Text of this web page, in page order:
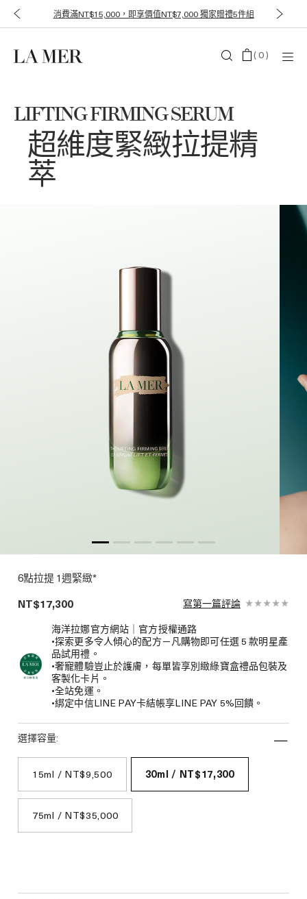
消費滿NT$15,000，即享價值NT$7,000 獨家贈禮5件組
(0)
LIFTING FIRMING SERUM
超維度緊緻拉提精
萃
6點拉提 1週緊緻*
NT$17,300
寫第一篇評論
海洋拉娜官方網站｜官方授權通路
•探索更多令人傾心的配方－凡購物即可任選 5 款明星產
品試用禮。
•奢寵體驗豈止於護膚，每單皆享別緻綠寶盒禮品包裝及
客製化卡片。
•全站免運。
•綁定中信LINE PAY卡結帳享LINE PAY 5%回饋。
選擇容量:
15ml / NT$9,500 30ml / NT$17,300
75ml / NT$35,000